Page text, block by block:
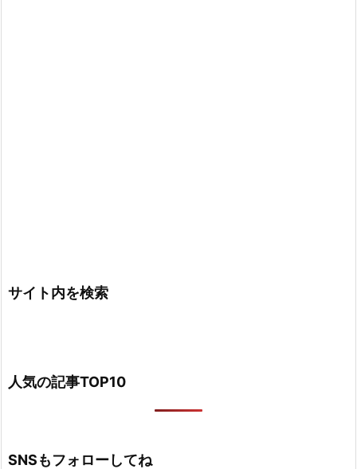
サイト内を検索
人気の記事TOP10
SNSもフォローしてね